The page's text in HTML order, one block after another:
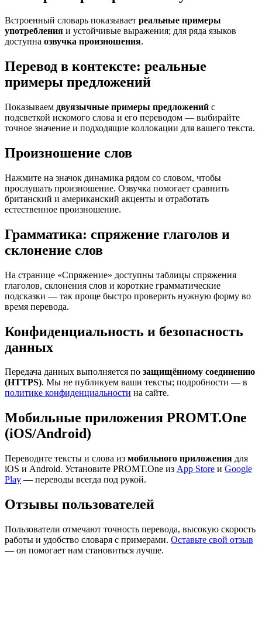
Встроенный словарь показывает реальные примеры
употребления и устойчивые выражения; для ряда языков
доступна озвучка произношения.
Перевод в контексте: реальные
примеры предложений
Показываем двуязычные примеры предложений с
подсветкой искомого слова и его переводом — выбирайте
точное значение и подходящие коллокации для вашего текста.
Произношение слов
Нажмите на значок динамика рядом со словом, чтобы
прослушать произношение. Озвучка помогает сравнить
британский и американский акценты и отработать
естественное произношение.
Грамматика: спряжение глаголов и
склонение слов
На странице «Спряжение» доступны таблицы спряжения
глаголов, склонения слов и короткие грамматические
подсказки — так проще быстро проверить нужную форму во
время перевода.
Конфиденциальность и безопасность
данных
Передача данных выполняется по защищённому соединению
(HTTPS). Мы не публикуем ваши тексты; подробности — в
политике конфиденциальности на сайте.
Мобильные приложения PROMT.One
(iOS/Android)
Переводите тексты и слова из мобильного приложения для
iOS и Android. Установите PROMT.One из App Store и Google
Play — переводы всегда под рукой.
Отзывы пользователей
Пользователи отмечают точность перевода, высокую скорость
работы и удобство словаря с примерами. Оставьте свой отзыв
— он помогает нам становиться лучше.